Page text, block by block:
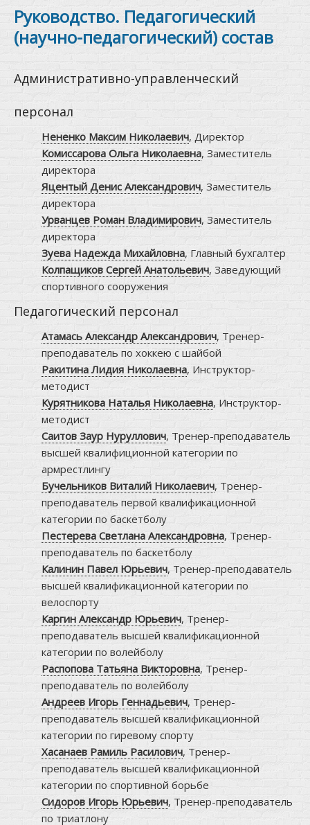
Руководство. Педагогический
(научно-педагогический) состав
Административно-управленческий
персонал
Нененко Максим Николаевич, Директор
Комиссарова Ольга Николаевна, Заместитель
директора
Яцентый Денис Александрович, Заместитель
директора
Урванцев Роман Владимирович, Заместитель
директора
Зуева Надежда Михайловна, Главный бухгалтер
Колпащиков Сергей Анатольевич, Заведующий
спортивного сооружения
Педагогический персонал
Атамась Александр Александрович, Тренер-
преподаватель по хоккею с шайбой
Ракитина Лидия Николаевна, Инструктор-
методист
Курятникова Наталья Николаевна, Инструктор-
методист
Саитов Заур Нуруллович, Тренер-преподаватель
высшей квалифиционной категории по
армрестлингу
Бучельников Виталий Николаевич, Тренер-
преподаватель первой квалификационной
категории по баскетболу
Пестерева Светлана Александровна, Тренер-
преподаватель по баскетболу
Калинин Павел Юрьевич, Тренер-преподаватель
высшей квалификационной категории по
велоспорту
Каргин Александр Юрьевич, Тренер-
преподаватель высшей квалификационной
категории по волейболу
Распопова Татьяна Викторовна, Тренер-
преподаватель по волейболу
Андреев Игорь Геннадьевич, Тренер-
преподаватель высшей квалификационной
категории по гиревому спорту
Хасанаев Рамиль Расилович, Тренер-
преподаватель высшей квалификационной
категории по спортивной борьбе
Сидоров Игорь Юрьевич, Тренер-преподаватель
по триатлону